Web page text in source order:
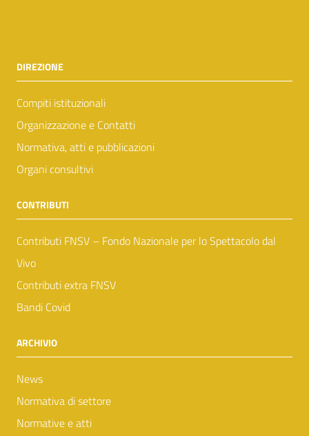
DIREZIONE
Compiti istituzionali
Organizzazione e Contatti
Normativa, atti e pubblicazioni
Organi consultivi
CONTRIBUTI
Contributi FNSV – Fondo Nazionale per lo Spettacolo dal
Vivo
Contributi extra FNSV
Bandi Covid
ARCHIVIO
News
Normativa di settore
Normative e atti